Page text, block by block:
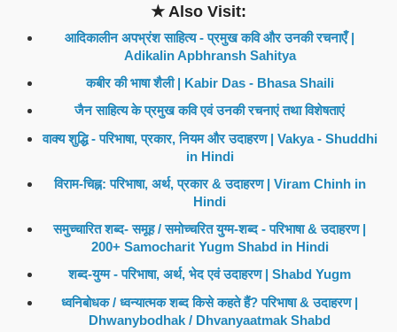
★ Also Visit:
आदिकालीन अपभ्रंश साहित्य - प्रमुख कवि और उनकी रचनाएँ |
Adikalin Apbhransh Sahitya
कबीर की भाषा शैली | Kabir Das - Bhasa Shaili
जैन साहित्य के प्रमुख कवि एवं उनकी रचनाएं तथा विशेषताएं
वाक्य शुद्धि - परिभाषा, प्रकार, नियम और उदाहरण | Vakya - Shuddhi
in Hindi
विराम-चिह्न: परिभाषा, अर्थ, प्रकार & उदाहरण | Viram Chinh in
Hindi
समुच्चारित शब्द- समूह / समोच्चरित युग्म-शब्द - परिभाषा & उदाहरण |
200+ Samocharit Yugm Shabd in Hindi
शब्द-युग्म - परिभाषा, अर्थ, भेद एवं उदाहरण | Shabd Yugm
ध्वनिबोधक / ध्वन्यात्मक शब्द किसे कहते हैं? परिभाषा & उदाहरण |
Dhwanybodhak / Dhvanyaatmak Shabd